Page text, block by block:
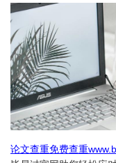
论文查重免费查重